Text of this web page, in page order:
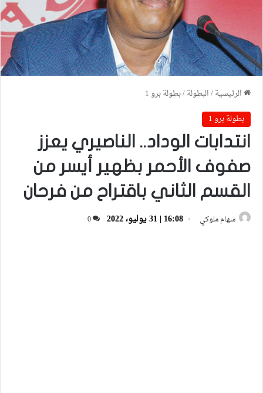
الرئيسية/البطولة/بطولة برو 1
بطولة برو 1
انتدابات الوداد.. الناصيري يعزز
صفوف الأحمر بظهير أيسر من
القسم الثاني باقتراح من فرحان
سهام ملوكي 16:08 | 31 يوليو، 2022 0